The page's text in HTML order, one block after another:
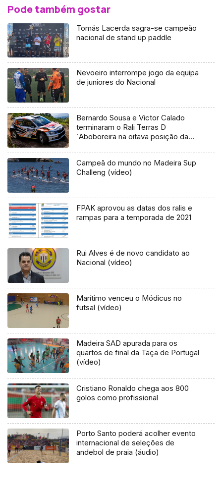
Pode também gostar
Tomás Lacerda sagra-se campeão
nacional de stand up paddle
Nevoeiro interrompe jogo da equipa
de juniores do Nacional
Bernardo Sousa e Victor Calado
terminaram o Rali Terras D
´Aboboreira na oitava posição da
Campeã do mundo no Madeira Sup
Challeng (vídeo)
FPAK aprovou as datas dos ralis e
rampas para a temporada de 2021
Rui Alves é de novo candidato ao
Nacional (vídeo)
Marítimo venceu o Módicus no
futsal (vídeo)
Madeira SAD apurada para os
quartos de final da Taça de Portugal
(vídeo)
Cristiano Ronaldo chega aos 800
golos como profissional
Porto Santo poderá acolher evento
internacional de seleções de
andebol de praia (áudio)